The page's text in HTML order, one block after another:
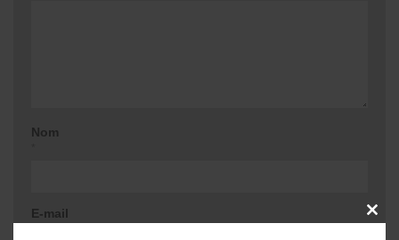
Nom
E-mail
CLOSE